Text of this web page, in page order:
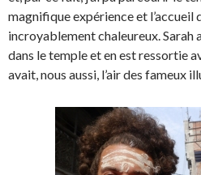
magnifique expérience et l’accueil
incroyablement chaleureux. Sarah
dans le temple et en est ressortie
avait, nous aussi, l’air des fameux